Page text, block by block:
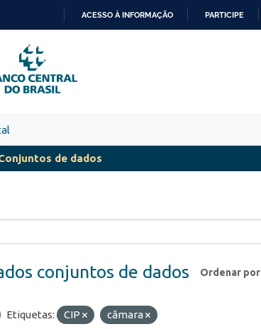
PARA
O
CONTEÚDO
ACESSO À INFORMAÇÃO PARTICIPE
de dados
Ordenar por
conjuntos de dados
Etiquetas: CIP
câmara